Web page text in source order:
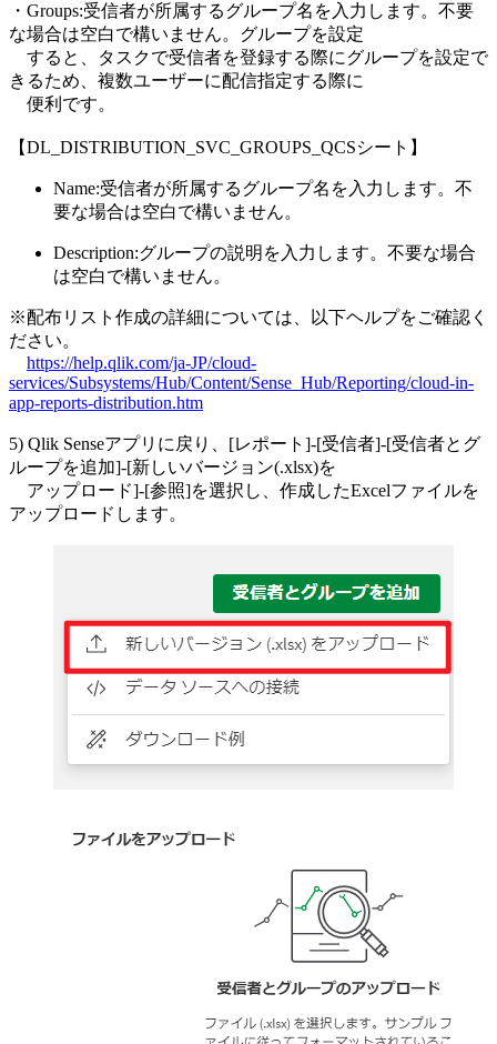
・Groups:受信者が所属するグループ名を入力します。不要
な場合は空白で構いません。グループを設定
すると、タスクで受信者を登録する際にグループを設定で
きるため、複数ユーザーに配信指定する際に
便利です。
【DL_DISTRIBUTION_SVC_GROUPS_QCSシート】
Name:受信者が所属するグループ名を入力します。不
要な場合は空白で構いません。
Description:グループの説明を入力します。不要な場合
は空白で構いません。
※配布リスト作成の詳細については、以下ヘルプをご確認く
ださい。
https://help.qlik.com/ja-JP/cloud-
services/Subsystems/Hub/Content/Sense_Hub/Reporting/cloud-in-
app-reports-distribution.htm
5) Qlik Senseアプリに戻り、[レポート]-[受信者]-[受信者とグ
ループを追加]-[新しいバージョン(.xlsx)を
アップロード]-[参照]を選択し、作成したExcelファイルを
アップロードします。